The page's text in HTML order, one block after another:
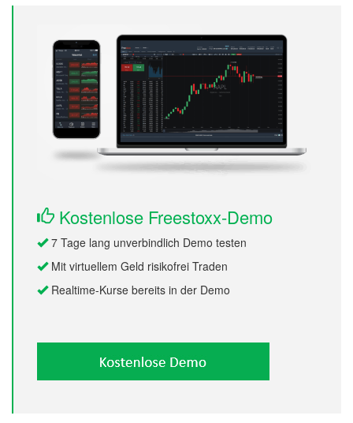
Kostenlose Freestoxx-Demo
7 Tage lang unverbindlich Demo testen
Mit virtuellem Geld risikofrei Traden
Realtime-Kurse bereits in der Demo